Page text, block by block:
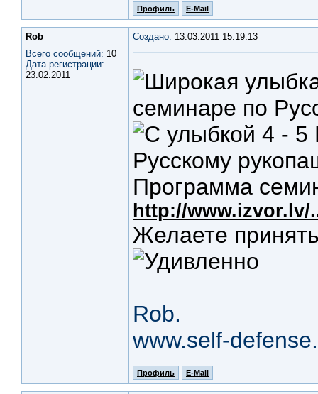
Профиль E-Mail
Rob
Всего сообщений: 10
Дата регистрации:
23.02.2011
Создано: 13.03.2011 15:19:13
семинаре по
4 - 5
Русскому
Программа
http://www.izvor.lv/
Желаете
Rob.
www.self-
Профиль E-Mail